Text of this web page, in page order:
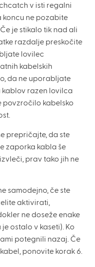
v isti regalni
koncu ne pozabite
je stikalo tik nad ali
razdalje preskočite
lovilec
kabelskih
da ne uporabljate
razen lovilca
povzročilo kabelsko
prepričajte, da ste
zaporka kabla še
prav tako jih ne
samodejno, če ste
aktivirati,
ne doseže enake
ostalo v kaseti). Ko
potegnili nazaj. Če
ponovite korak 6.